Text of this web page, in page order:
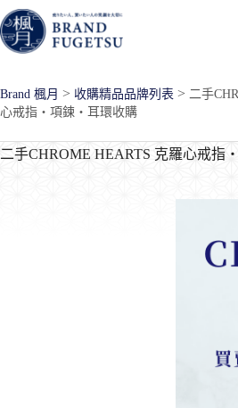
跳
至
主
內
容
Brand 楓月 > 收購精品品牌列表 > 二手
心戒指・項鍊・耳環收購
二手CHROME HEARTS 克羅心戒指